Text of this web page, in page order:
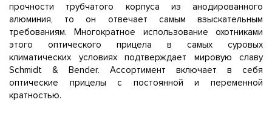
прочности трубчатого корпуса из анодированного
алюминия, то он отвечает самым взыскательным
требованиям. Многократное использование охотниками
этого оптического прицела в самых суровых
климатических условиях подтверждает мировую славу
Schmidt & Bender. Ассортимент включает в себя
оптические прицелы с постоянной и переменной
кратностью.